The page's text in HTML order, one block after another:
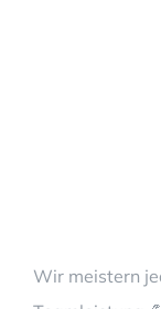
Wir meistern